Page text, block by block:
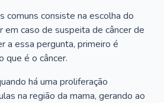
comuns consiste na escolha do
em caso de suspeita de câncer de
a essa pergunta, primeiro é
que é o câncer.
há uma proliferação
na região da mama, gerando ao